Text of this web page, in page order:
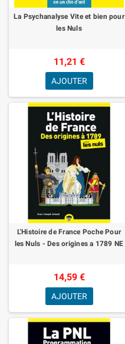
La Psychanalyse Vite et bien pour
les Nuls
11,21 €
AJOUTER
L'Histoire de France Poche Pour
les Nuls - Des origines a 1789 NE
14,59 €
AJOUTER